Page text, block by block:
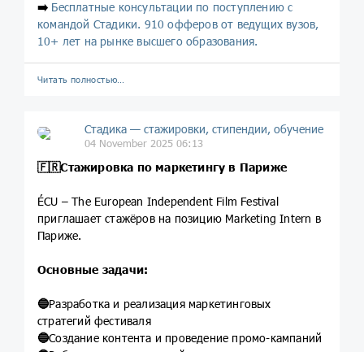
➡️ Бесплатные консультации по поступлению с
командой Стадики. 910 офферов от ведущих вузов,
10+ лет на рынке высшего образования.
Читать полностью…
Стадика — стажировки, стипендии, обучение
04 November 2025 06:13
🇫🇷Стажировка по маркетингу в Париже
ÉCU – The European Independent Film Festival
приглашает стажёров на позицию Marketing Intern в
Париже.
Основные задачи:
🔵Разработка и реализация маркетинговых
стратегий фестиваля
🔵Создание контента и проведение промо-кампаний